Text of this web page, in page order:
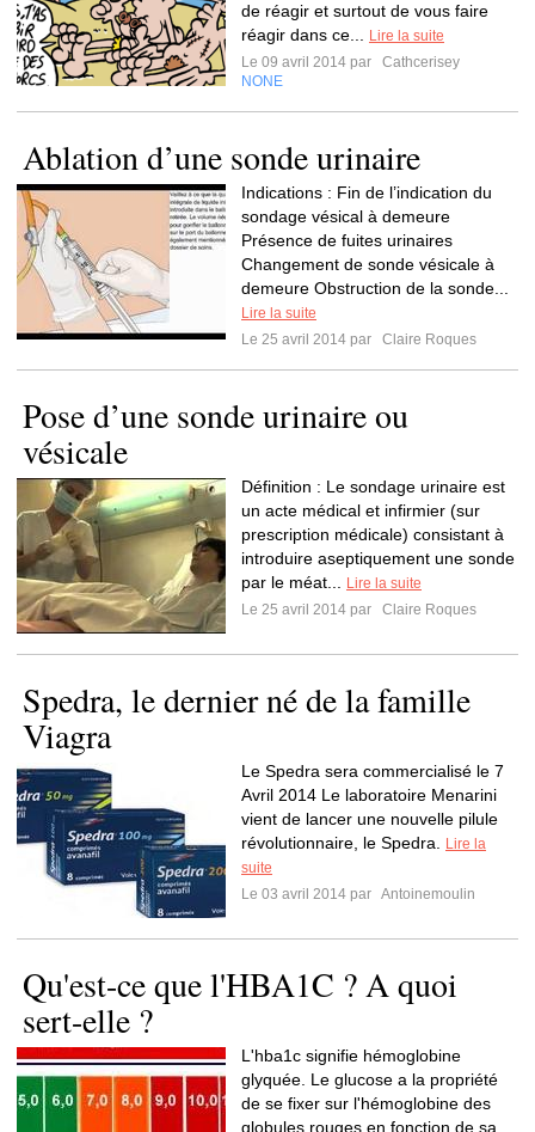
de réagir et surtout de vous faire
réagir dans ce...
Lire la suite
Le 09 avril 2014 par
Cathcerisey
NONE
Ablation d’une sonde urinaire
Indications : Fin de l’indication du
sondage vésical à demeure
Présence de fuites urinaires
Changement de sonde vésicale à
demeure Obstruction de la sonde...
Lire la suite
Le 25 avril 2014 par
Claire Roques
Pose d’une sonde urinaire ou
vésicale
Définition : Le sondage urinaire est
un acte médical et infirmier (sur
prescription médicale) consistant à
introduire aseptiquement une sonde
par le méat...
Lire la suite
Le 25 avril 2014 par
Claire Roques
Spedra, le dernier né de la famille
Viagra
Le Spedra sera commercialisé le 7
Avril 2014 Le laboratoire Menarini
vient de lancer une nouvelle pilule
révolutionnaire, le Spedra.
Lire la
suite
Le 03 avril 2014 par Antoinemoulin
Qu'est-ce que l'HBA1C ? A quoi
sert-elle ?
L'hba1c signifie hémoglobine
glyquée. Le glucose a la propriété
de se fixer sur l'hémoglobine des
globules rouges en fonction de sa